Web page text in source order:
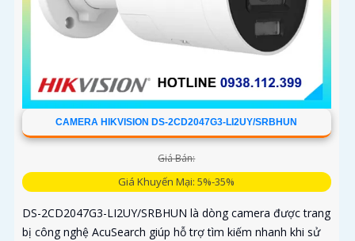
CAMERA HIKVISION DS-2CD2047G3-LI2UY/SRBHUN
Giá Bán:
Giá Khuyến Mại: 5%-35%
DS-2CD2047G3-LI2UY/SRBHUN là dòng camera được trang
bị công nghệ AcuSearch giúp hỗ trợ tìm kiếm nhanh khi sử